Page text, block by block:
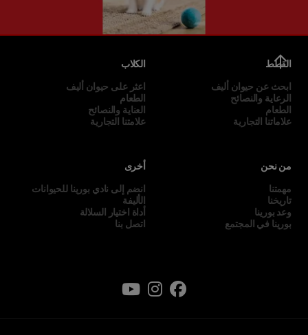
القطط
ابحث عن حيوان أليف
الرعاية والنصائح
الطعام
علاماتنا التجارية
الكلاب
اعثر على حيوان أليف
الطعام
العناية والنصائح
علامتنا التجارية
من نحن
مهمتنا
تاريخنا
وعد بورينا
بورينا في المجتمع
أخرى
انضم إلى نادي بورينا للحيوانات
الأليفة
أداة اختيار السلالة
اتصل بنا